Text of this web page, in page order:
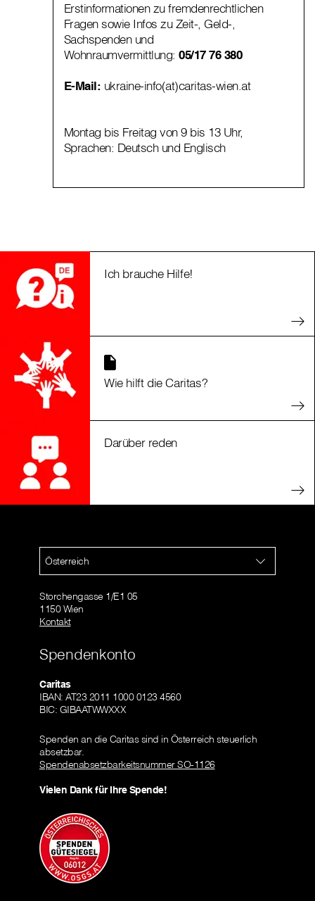
Erstinformationen zu fremdenrechtlichen
Fragen sowie Infos zu Zeit-, Geld-,
Sachspenden und
Wohnraumvermittlung:05/17 76 380
E-Mail: ukraine-info(at)caritas-wien.at
Montag bis Freitag von 9 bis 13 Uhr,
Sprachen: Deutsch und Englisch
Ich brauche Hilfe!
Wie hilft die Caritas?
Darüber reden
Österreich
Storchengasse 1/E1 05
1150 Wien
Kontakt
Spendenkonto
Caritas
IBAN: AT23 2011 1000 0123 4560
BIC: GIBAATWWXXX
Spenden an die Caritas sind in Österreich steuerlich
absetzbar.
Spendenabsetzbarkeitsnummer SO-1126
Vielen Dank für Ihre Spende!